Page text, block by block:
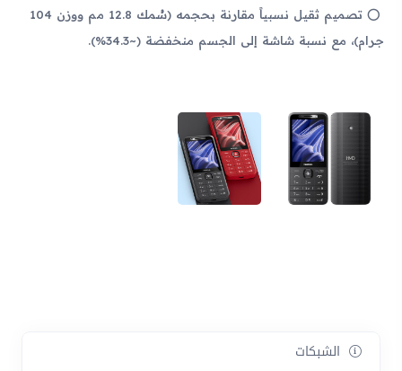
تصميم ثقيل نسبياً مقارنة بحجمه (سُمك 12.8 مم ووزن 104
جرام)، مع نسبة شاشة إلى الجسم منخفضة (~34.3%).
الشبكات